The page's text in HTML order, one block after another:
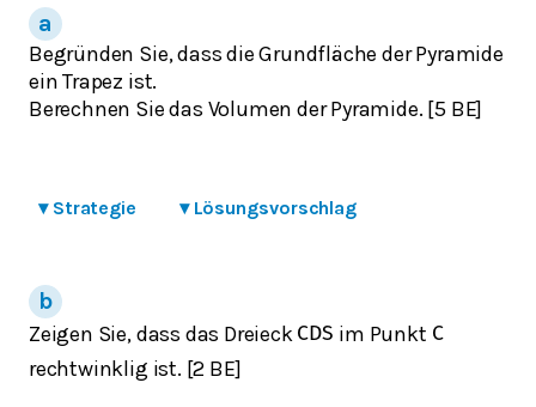
Begründen Sie, dass die Grundfläche der Pyramide
ein Trapez ist.
Berechnen Sie das Volumen der Pyramide. [5 BE]
▾ Strategie ▾ Lösungsvorschlag
Zeigen Sie, dass das Dreieck CDS im Punkt C
rechtwinklig ist. [2 BE]